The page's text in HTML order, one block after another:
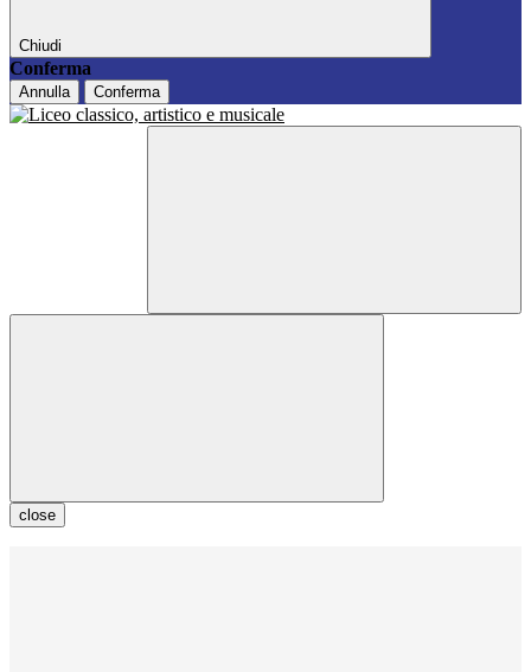
Chiudi
Conferma
Annulla Conferma
close